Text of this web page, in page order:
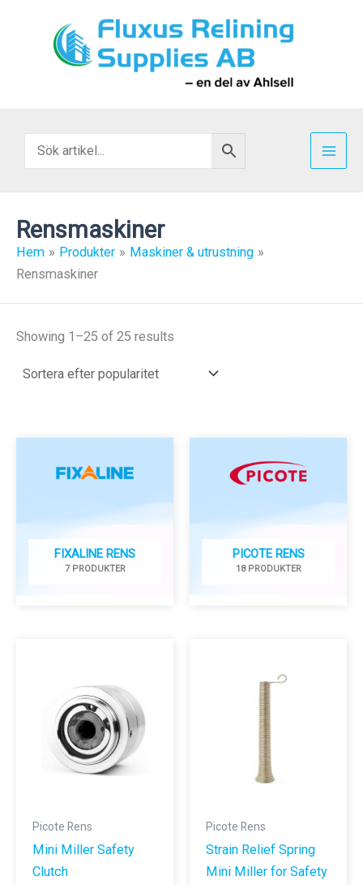
Rensmaskiner
Hem Produkter
Maskiner & utrustning
Rensmaskiner
Showing 1–25 of 25 results
FIXALINE RENS
7 PRODUKTER
PICOTE RENS
18 PRODUKTER
Picote Rens
Mini Miller Safety
Clutch
Picote Rens
Strain Relief Spring
Mini Miller for Safety